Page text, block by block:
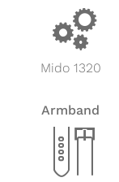
v
Mido 1320
Armband
x